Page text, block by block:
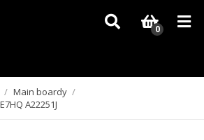
se může dodání dílů, které nejsou skladem,
Děkujeme za pochopení.
0
/ Main boardy /
A22251J